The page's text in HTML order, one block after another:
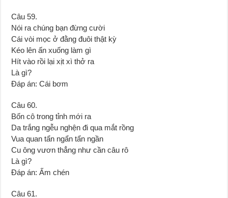
Câu 59.
Nói ra chúng bạn đừng cười
Cái vòi mọc ở đằng đuôi thật kỳ
Kéo lên ấn xuống làm gì
Hít vào rồi lại xịt xì thở ra
Là gì?
Đáp án: Cái bơm
Câu 60.
Bốn cô trong tỉnh mới ra
Da trắng ngễu nghện đi qua mắt rồng
Vua quan tẩn ngẩn tẩn ngần
Cu ông vươn thẳng như cần câu rô
Là gì?
Đáp án: Ấm chén
Câu 61.